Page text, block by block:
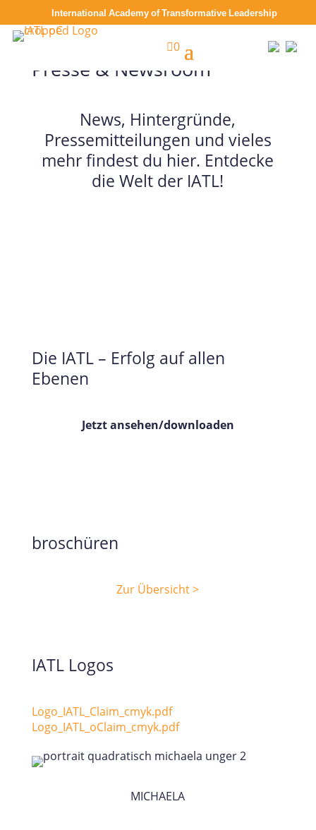
International Academy of Transformative Leadership
0
Presse & Newsroom
News, Hintergründe,
Pressemitteilungen und vieles
mehr findest du hier. Entdecke
die Welt der IATL!
Die IATL – Erfolg auf allen
Ebenen
Jetzt ansehen/downloaden
broschüren
Zur Übersicht >
IATL Logos
Logo_IATL_Claim_cmyk.pdf
Logo_IATL_oClaim_cmyk.pdf
MICHAELA